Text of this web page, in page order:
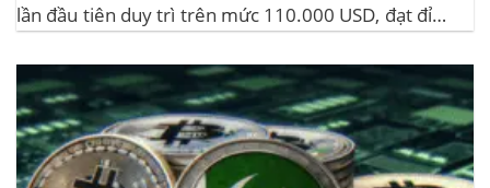
lần đầu tiên duy trì trên mức 110.000 USD, đạt đỉnh
mức giá cao nhất từ trước đến nay của...